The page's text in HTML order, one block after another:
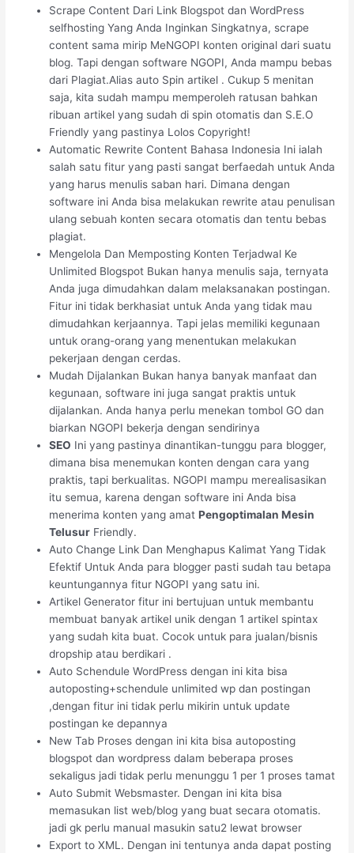
Scrape Content Dari Link Blogspot dan WordPress
selfhosting Yang Anda Inginkan Singkatnya, scrape
content sama mirip MeNGOPI konten original dari suatu
blog. Tapi dengan software NGOPI, Anda mampu bebas
dari Plagiat.Alias auto Spin artikel . Cukup 5 menitan
saja, kita sudah mampu memperoleh ratusan bahkan
ribuan artikel yang sudah di spin otomatis dan S.E.O
Friendly yang pastinya Lolos Copyright!
Automatic Rewrite Content Bahasa Indonesia Ini ialah
salah satu fitur yang pasti sangat berfaedah untuk Anda
yang harus menulis saban hari. Dimana dengan
software ini Anda bisa melakukan rewrite atau penulisan
ulang sebuah konten secara otomatis dan tentu bebas
plagiat.
Mengelola Dan Memposting Konten Terjadwal Ke
Unlimited Blogspot Bukan hanya menulis saja, ternyata
Anda juga dimudahkan dalam melaksanakan postingan.
Fitur ini tidak berkhasiat untuk Anda yang tidak mau
dimudahkan kerjaannya. Tapi jelas memiliki kegunaan
untuk orang-orang yang menentukan melakukan
pekerjaan dengan cerdas.
Mudah Dijalankan Bukan hanya banyak manfaat dan
kegunaan, software ini juga sangat praktis untuk
dijalankan. Anda hanya perlu menekan tombol GO dan
biarkan NGOPI bekerja dengan sendirinya
SEO Ini yang pastinya dinantikan-tunggu para blogger,
dimana bisa menemukan konten dengan cara yang
praktis, tapi berkualitas. NGOPI mampu merealisasikan
itu semua, karena dengan software ini Anda bisa
menerima konten yang amatPengoptimalan Mesin
Telusur Friendly.
Auto Change Link Dan Menghapus Kalimat Yang Tidak
Efektif Untuk Anda para blogger pasti sudah tau betapa
keuntungannya fitur NGOPI yang satu ini.
Artikel Generator fitur ini bertujuan untuk membantu
membuat banyak artikel unik dengan 1 artikel spintax
yang sudah kita buat. Cocok untuk para jualan/bisnis
dropship atau berdikari .
Auto Schendule WordPress dengan ini kita bisa
autoposting+schendule unlimited wp dan postingan
,dengan fitur ini tidak perlu mikirin untuk update
postingan ke depannya
New Tab Proses dengan ini kita bisa autoposting
blogspot dan wordpress dalam beberapa proses
sekaligus jadi tidak perlu menunggu 1 per 1 proses tamat
Auto Submit Websmaster. Dengan ini kita bisa
memasukan list web/blog yang buat secara otomatis.
jadi gk perlu manual masukin satu2 lewat browser
Export to XML. Dengan ini tentunya anda dapat posting